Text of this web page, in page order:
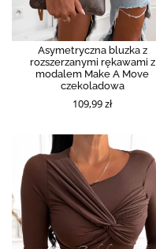
Asymetryczna bluzka z
rozszerzanymi rękawami z
modalem Make A Move
czekoladowa
109,99 zł